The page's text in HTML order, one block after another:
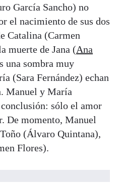
García Sancho) no
el nacimiento de sus dos
Catalina (Carmen
muerte de Jana (Ana
una sombra muy
(Sara Fernández) echan
Manuel y María
sólo el amor
De momento, Manuel
(Álvaro Quintana),
Flores).